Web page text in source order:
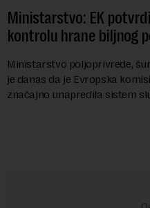
Ministarstvo: EK
kontrolu hrane biljnog
Ministarstvo poljoprivrede,
je danas da je Evropska
značajno unapredila sistem